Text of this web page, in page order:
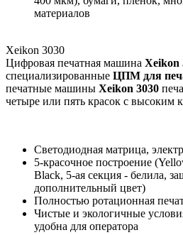
материалов
Xeikon 3030
Цифровая печатная машина Xeikon
специализированные ЦПМ для
печатные машины Xeikon 3030
четыре или пять красок с высоким
Светодиодная матрица,
5-красочное построение
Black, 5-ая секция - белила,
дополнительный цвет)
Полностью ротационная
Чистые и экологичные
удобна для оператора